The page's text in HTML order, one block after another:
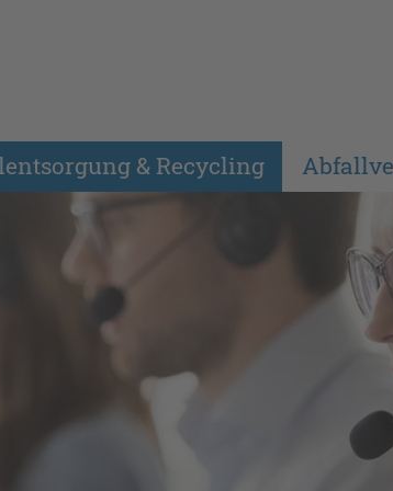
& Recycling